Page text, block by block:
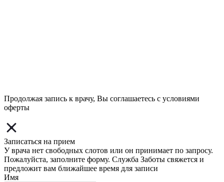
Продолжая запись к врачу, Вы соглашаетесь с условиями
оферты
Записаться на прием
У врача нет свободных слотов или он принимает по запросу.
Пожалуйста, заполните форму. Служба Заботы свяжется и
предложит вам ближайшее время для записи
Имя